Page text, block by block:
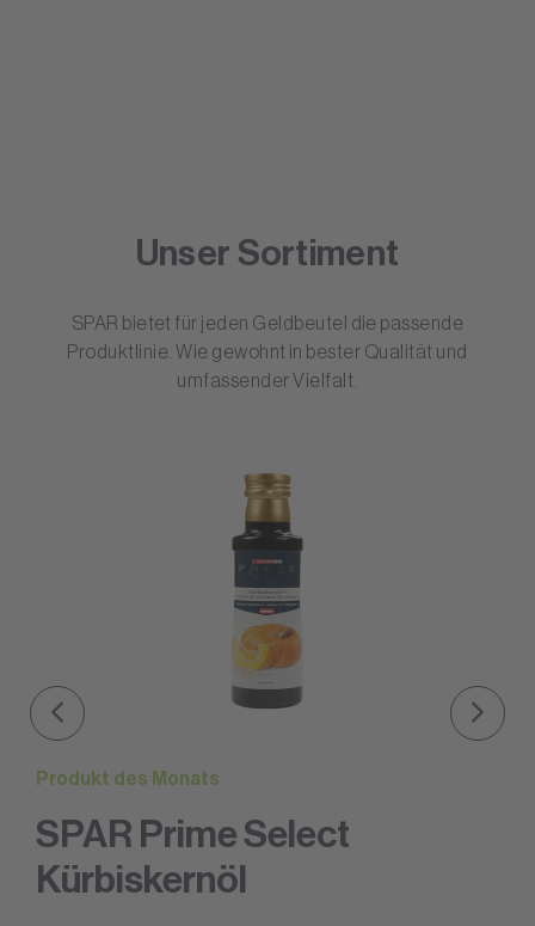
Unser Sortiment
SPAR bietet für jeden Geldbeutel die passende
Produktlinie. Wie gewohnt in bester Qualität und
umfassender Vielfalt.
Produkt des Monats
SPAR Prime Select
Kürbiskernöl